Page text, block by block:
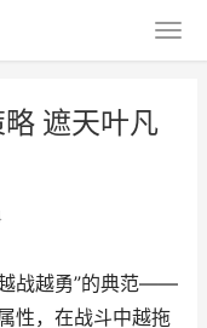
遮天叶凡
战越勇”的典范——
性，在战斗中越拖